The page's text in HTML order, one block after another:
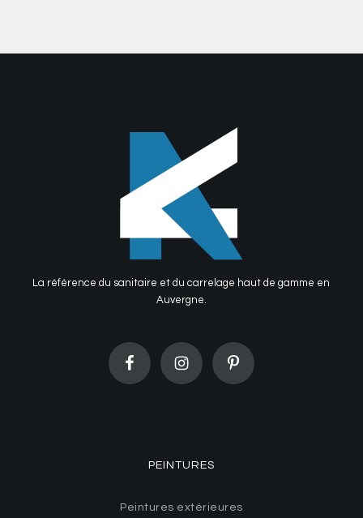
La référence du sanitaire et du carrelage haut de gamme en
Auvergne.
PEINTURES
Peintures extérieures